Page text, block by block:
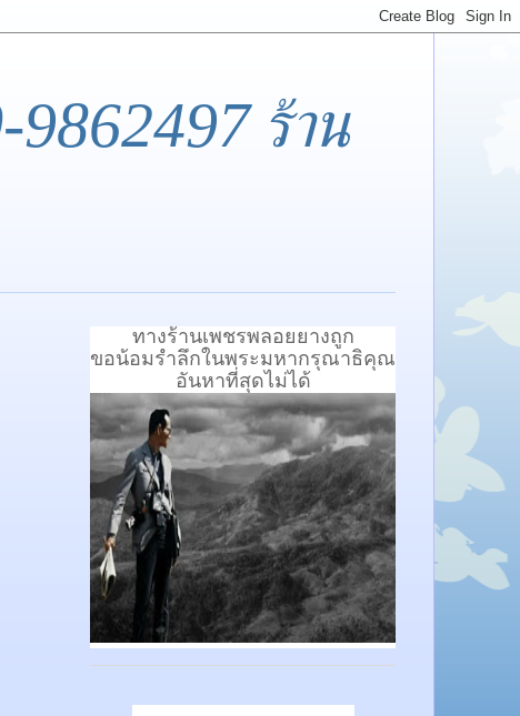
9862497 ร้าน
ทางร้านเพชรพลอยยางถูก
ขอน้อมรำลึกในพระมหากรุณาธิคุณ
อันหาที่สุดไม่ได้